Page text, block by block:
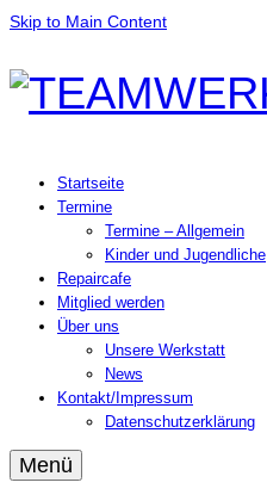
Skip to Main Content
Startseite
Termine
Termine – Allgemein
Kinder und Jugendliche
Repaircafe
Mitglied werden
Über uns
Unsere Werkstatt
News
Kontakt/Impressum
Datenschutzerklärung
Menü